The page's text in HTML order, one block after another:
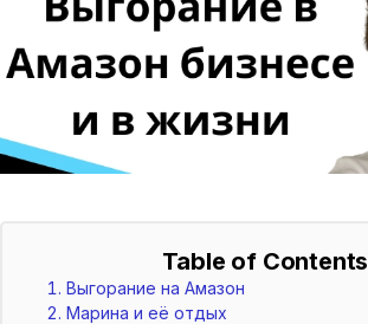
Table of Contents
Выгорание на Амазон
Марина и её отдых